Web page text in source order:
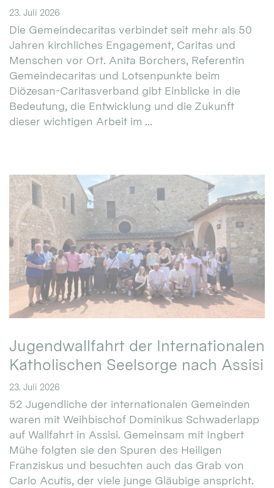
23. Juli 2026
Die Gemeindecaritas verbindet seit mehr als 50
Jahren kirchliches Engagement, Caritas und
Menschen vor Ort. Anita Borchers, Referentin
Gemeindecaritas und Lotsenpunkte beim
Diözesan-Caritasverband gibt Einblicke in die
Bedeutung, die Entwicklung und die Zukunft
dieser wichtigen Arbeit im ...
Jugendwallfahrt der Internationalen
Katholischen Seelsorge nach Assisi
23. Juli 2026
52 Jugendliche der internationalen Gemeinden
waren mit Weihbischof Dominikus Schwaderlapp
auf Wallfahrt in Assisi. Gemeinsam mit Ingbert
Mühe folgten sie den Spuren des Heiligen
Franziskus und besuchten auch das Grab von
Carlo Acutis, der viele junge Gläubige anspricht.